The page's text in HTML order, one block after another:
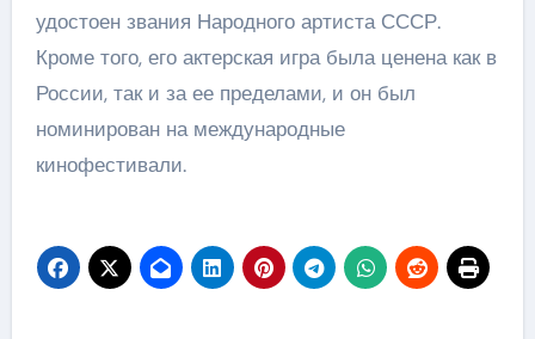
удостоен звания Народного артиста СССР.
Кроме того, его актерская игра была ценена как в
России, так и за ее пределами, и он был
номинирован на международные
кинофестивали.